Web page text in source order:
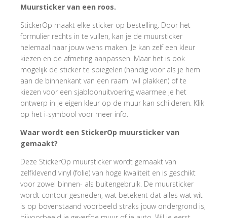
Muursticker van een roos.
StickerOp maakt elke sticker op bestelling. Door het
formulier rechts in te vullen, kan je de muursticker
helemaal naar jouw wens maken. Je kan zelf een kleur
kiezen en de afmeting aanpassen. Maar het is ook
mogelijk de sticker te spiegelen (handig voor als je hem
aan de binnenkant van een raam wil plakken) of te
kiezen voor een sjabloonuitvoering waarmee je het
ontwerp in je eigen kleur op de muur kan schilderen. Klik
op het i-symbool voor meer info.
Waar wordt een StickerOp muursticker van
gemaakt?
Deze StickerOp muursticker wordt gemaakt van
zelfklevend vinyl (folie) van hoge kwaliteit en is geschikt
voor zowel binnen- als buitengebruik. De muursticker
wordt contour gesneden, wat betekent dat alles wat wit
is op bovenstaand voorbeeld straks jouw ondergrond is,